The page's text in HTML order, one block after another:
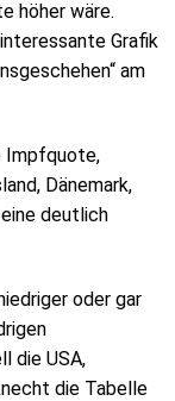
höher wäre.
Grafik
am
Impfquote,
Dänemark,
deutlich
oder gar
die USA,
die Tabelle